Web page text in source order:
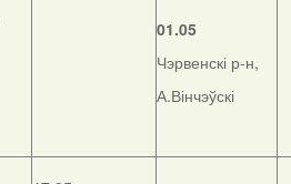
01.05
Чэрвенскі р-н,
А.Вінчэўскі